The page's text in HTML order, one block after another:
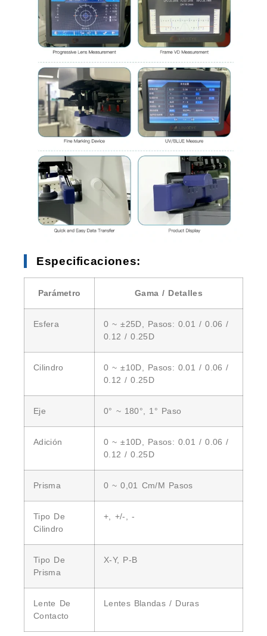
Especificaciones:
Parámetro Gama / Detalles
Esfera
0 ~ ±25D, Pasos: 0.01 / 0.06 /
0.12 / 0.25D
Cilindro
0 ~ ±10D, Pasos: 0.01 / 0.06 /
0.12 / 0.25D
Eje 0° ~ 180°, 1° Paso
Adición
0 ~ ±10D, Pasos: 0.01 / 0.06 /
0.12 / 0.25D
Prisma 0 ~ 0,01 Cm/m Pasos
Tipo De
Cilindro
+, +/-, -
Tipo De
Prisma
X-Y, P-B
Lente De
Contacto
Lentes Blandas / Duras